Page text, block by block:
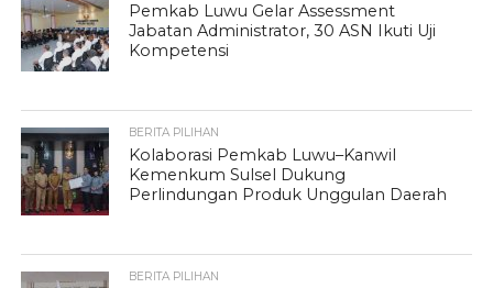
Pemkab Luwu Gelar Assessment
Jabatan Administrator, 30 ASN Ikuti Uji
Kompetensi
BERITA PILIHAN
Kolaborasi Pemkab Luwu–Kanwil
Kemenkum Sulsel Dukung
Perlindungan Produk Unggulan Daerah
BERITA PILIHAN